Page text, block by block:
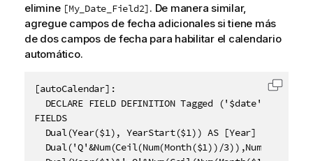
elimine [My_Date_Field2]. De manera similar,
agregue campos de fecha adicionales si tiene más
de dos campos de fecha para habilitar el calendario
automático.
[autoCalendar]:
  DECLARE FIELD DEFINITION Tagged ('$date')
FIELDS
Dual(Year($1), YearStart($1)) AS [Year] Tagged
Dual('Q'&Num(Ceil(Num(Month($1))/
Copiar